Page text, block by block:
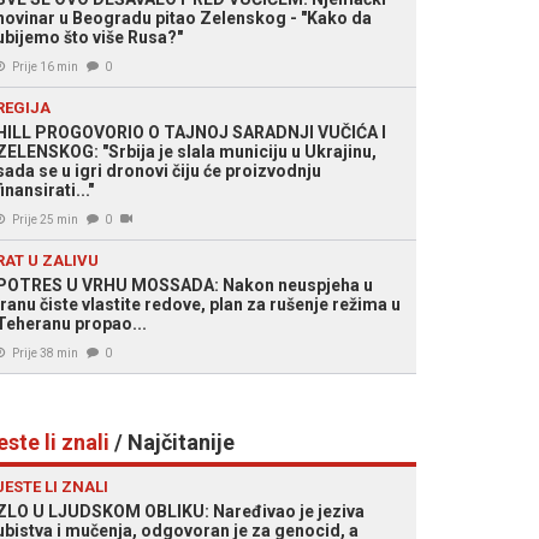
u Beogradu pitao Zelenskog - "Kako da
što više Rusa?"
Prije 16 min 0
PROGOVORIO O TAJNOJ SARADNJI VUČIĆA I
"Srbija je slala municiju u Ukrajinu,
se u igri dronovi čiju će proizvodnju
Prije 25 min 0
U ZALIVU
U VRHU MOSSADA: Nakon neuspjeha u
čiste vlastite redove, plan za rušenje režima u
propao...
Prije 38 min 0
li znali / Najčitanije
LI ZNALI
U LJUDSKOM OBLIKU: Naređivao je jeziva
i mučenja, odgovoran je za genocid, a